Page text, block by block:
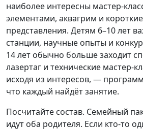
наиболее интересны мастер-
элементами, аквагрим и
представления. Детям 6–10 лет
станции, научные опыты и
14 лет обычно больше заходит
лазертаг и технические мастер-
исходя из интересов, —
что каждый найдёт занятие.
Посчитайте состав. Семейный
идут оба родителя. Если кто-то